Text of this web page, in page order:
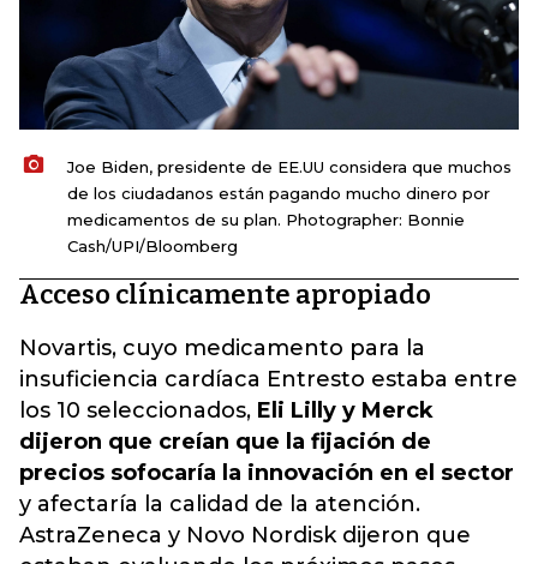
Joe Biden, presidente de EE.UU considera que muchos
de los ciudadanos están pagando mucho dinero por
medicamentos de su plan. Photographer: Bonnie
Cash/UPI/Bloomberg
Acceso clínicamente apropiado
Novartis, cuyo medicamento para la
insuficiencia cardíaca Entresto estaba entre
los 10 seleccionados, Eli Lilly y Merck
dijeron que creían que la fijación de
precios sofocaría la innovación en el sector
y afectaría la calidad de la atención.
AstraZeneca y Novo Nordisk dijeron que